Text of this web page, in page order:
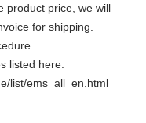
product price, we will
for shipping.
listed here:
list/ems_all_en.html